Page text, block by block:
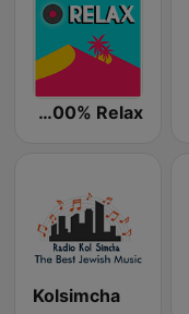
Radio 100% Relax
Kolsimcha